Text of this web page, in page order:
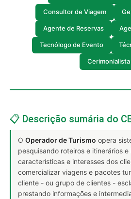
Consultor de Viagem
Agente de Reservas
Tecnólogo de Evento
Cerimonialista
📋 Descrição sumária do
O Operador de Turismo opera
pesquisando roteiros e itinerários
características e interesses dos
comercializar viagens e pacotes
cliente - ou grupo de clientes -
prestando informações e